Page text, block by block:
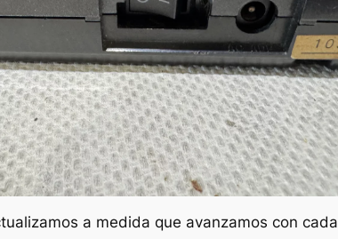
a medida que avanzamos con cada